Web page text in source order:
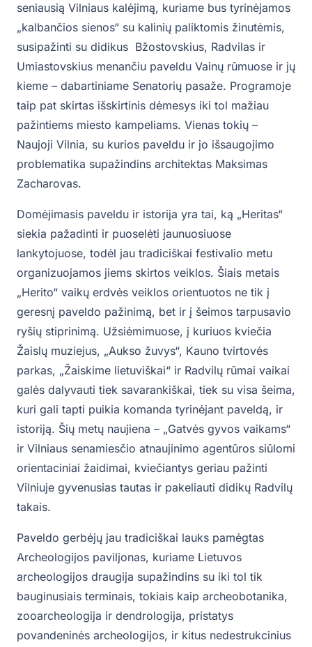
seniausią Vilniaus kalėjimą, kuriame bus tyrinėjamos
„kalbančios sienos“ su kalinių paliktomis žinutėmis,
susipažinti su didikus Bžostovskius, Radvilas ir
Umiastovskius menančiu paveldu Vainų rūmuose ir jų
kieme – dabartiniame Senatorių pasaže. Programoje
taip pat skirtas išskirtinis dėmesys iki tol mažiau
pažintiems miesto kampeliams. Vienas tokių –
Naujoji Vilnia, su kurios paveldu ir jo išsaugojimo
problematika supažindins architektas Maksimas
Zacharovas.
Domėjimasis paveldu ir istorija yra tai, ką „Heritas“
siekia pažadinti ir puoselėti jaunuosiuose
lankytojuose, todėl jau tradiciškai festivalio metu
organizuojamos jiems skirtos veiklos. Šiais metais
„Herito“ vaikų erdvės veiklos orientuotos ne tik į
geresnį paveldo pažinimą, bet ir į šeimos tarpusavio
ryšių stiprinimą. Užsiėmimuose, į kuriuos kviečia
Žaislų muziejus, „Aukso žuvys“, Kauno tvirtovės
parkas, „Žaiskime lietuviškai“ ir Radvilų rūmai vaikai
galės dalyvauti tiek savarankiškai, tiek su visa šeima,
kuri gali tapti puikia komanda tyrinėjant paveldą, ir
istoriją. Šių metų naujiena – „Gatvės gyvos vaikams“
ir Vilniaus senamiesčio atnaujinimo agentūros siūlomi
orientaciniai žaidimai, kviečiantys geriau pažinti
Vilniuje gyvenusias tautas ir pakeliauti didikų Radvilų
takais.
Paveldo gerbėjų jau tradiciškai lauks pamėgtas
Archeologijos paviljonas, kuriame Lietuvos
archeologijos draugija supažindins su iki tol tik
bauginusiais terminais, tokiais kaip archeobotanika,
zooarcheologija ir dendrologija, pristatys
povandeninės archeologijos, ir kitus nedestrukcinius